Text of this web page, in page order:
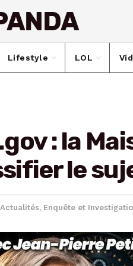
Lifestyle LOL
: la
le
Actualités, Enquête et